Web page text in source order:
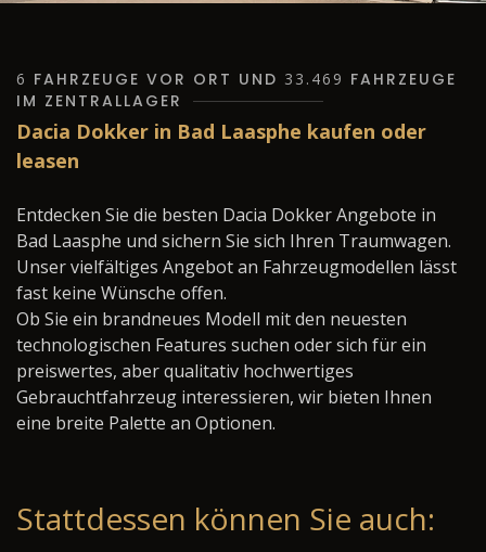
6 FAHRZEUGE VOR ORT UND 33.469 FAHRZEUGE
IM ZENTRALLAGER
Dacia Dokker in Bad Laasphe kaufen oder
leasen
Entdecken Sie die besten Dacia Dokker Angebote in
Bad Laasphe und sichern Sie sich Ihren Traumwagen.
Unser vielfältiges Angebot an Fahrzeugmodellen lässt
fast keine Wünsche offen.
Ob Sie ein brandneues Modell mit den neuesten
technologischen Features suchen oder sich für ein
preiswertes, aber qualitativ hochwertiges
Gebrauchtfahrzeug interessieren, wir bieten Ihnen
eine breite Palette an Optionen.
Stattdessen können Sie auch: